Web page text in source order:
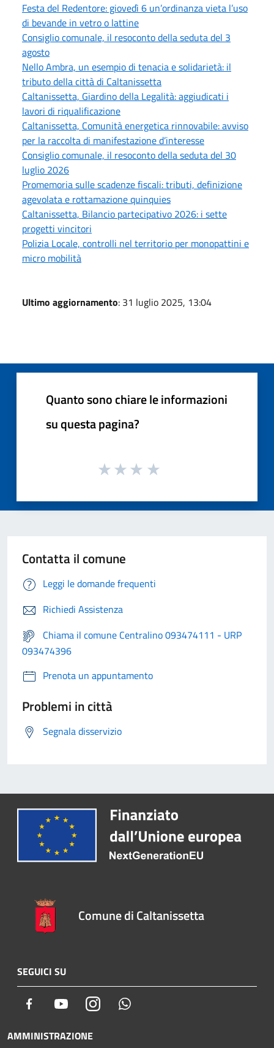
Festa del Redentore: giovedì 6 un’ordinanza vieta l’uso
di bevande in vetro o lattine
Consiglio comunale, il resoconto della seduta del 3
agosto
Nello Ambra, un esempio di tenacia e solidarietà: il
tributo della città di Caltanissetta
Caltanissetta, Giardino della Legalità: aggiudicati i
lavori di riqualificazione
Caltanissetta, Comunità energetica rinnovabile: avviso
per la raccolta di manifestazione d’interesse
Consiglio comunale, il resoconto della seduta del 30
luglio 2026
Promemoria sulle scadenze fiscali: tributi, definizione
agevolata e rottamazione quinquies
Caltanissetta, Bilancio partecipativo 2026: i sette
progetti vincitori
Polizia Locale, controlli nel territorio per monopattini e
micro mobilità
Ultimo aggiornamento: 31 luglio 2025, 13:04
Quanto sono chiare le informazioni
su questa pagina?
Contatta il comune
Leggi le domande frequenti
Richiedi Assistenza
Chiama il comune Centralino 093474111 - URP
093474396
Prenota un appuntamento
Problemi in città
Segnala disservizio
Comune di Caltanissetta
SEGUICI SU
Facebook YoutubeInstagram
AMMINISTRAZIONE